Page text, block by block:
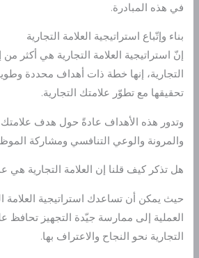
في هذه المبادرة.
بناء وإتّباع استراتيجية العلامة التجارية
إنّ استراتيجية العلامة التجارية هي أكثر
التجارية، إنها خطة ذات أهداف محددة
تحقيقها مع تطوّر علامتك التجارية.
وتدور هذه الأهداف عادةً حول هدف علامتك
والمرونة والوعي التنافسي ومشاركة
هل تذكر كيف قلنا إن العلامة التجارية هي
حيث يمكن أن تساعدك استراتيجية العلامة
العملية إلى ممارسة جيّدة التجهيز تحافظ
التجارية نحو النجاح والاعتراف بها.